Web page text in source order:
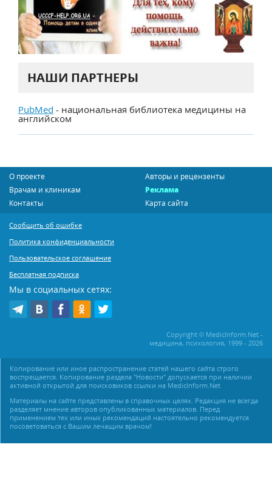
НАШИ ПАРТНЕРЫ
PubMed - национальная библиотека медицины на
английском
О проекте
Авторы и рецензенты
Врачам и клиникам
Реклама
Контакты
Карта сайта
Сообщить об ошибке
Политика конфиденциальности
Пользовательское соглашение
Бесплатная подписка
Мы в социальных сетях:
Copyright © MedicInform.Net -
медицина, психология, 1999 - 2026
Копирование или иное распространение статей нашего сайта строго
воспрещается. Копирование раздела "Новости" допускается при наличии
активной открытой для поисковиков ссылки на MedicInform.Net
Материалы на сайте представлены в справочных целях. Редакция не всегда
разделяет мнение авторов опубликованных материалов. Перед
применением тех или иных рекомендаций настоятельно рекомендуется
посоветоваться с Вашим лечащим врачом!